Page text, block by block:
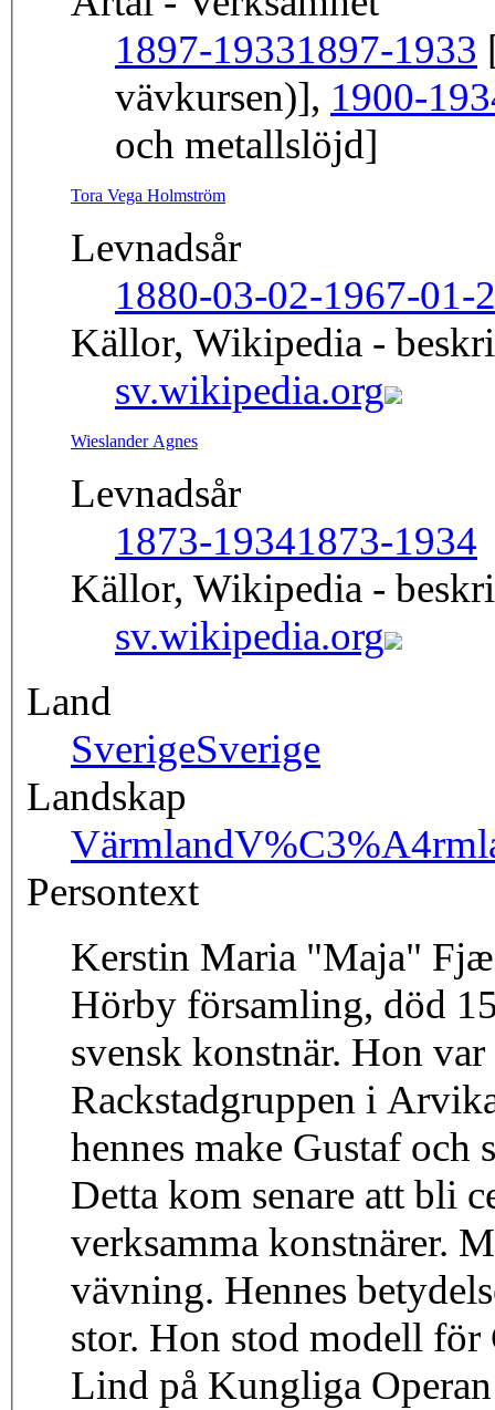
1897-19331897-1933
vävkursen)], 1900-
och metallslöjd]
Tora Vega Holmström
Levnadsår
1880-03-02-1967-01-
Källor, Wikipedia -
sv.wikipedia.org
Wieslander Agnes
Levnadsår
1873-19341873-1934
Källor, Wikipedia -
sv.wikipedia.org
Land
SverigeSverige
Landskap
Värmland
Persontext
Kerstin Maria "Maja"
Hörby församling, död
svensk konstnär. Hon
Rackstadgruppen i
hennes make Gustaf
Detta kom senare att bli
verksamma konstnärer.
vävning. Hennes
stor. Hon stod modell för
Lind på Kungliga